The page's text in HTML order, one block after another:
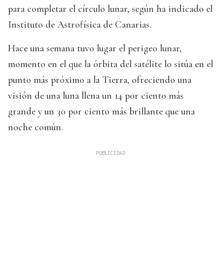
para completar el círculo lunar, según ha indicado el
Instituto de Astrofísica de Canarias.
Hace una semana tuvo lugar el perigeo lunar,
momento en el que la órbita del satélite lo sitúa en el
punto más próximo a la Tierra, ofreciendo una
visión de una luna llena un 14 por ciento más
grande y un 30 por ciento más brillante que una
noche común.